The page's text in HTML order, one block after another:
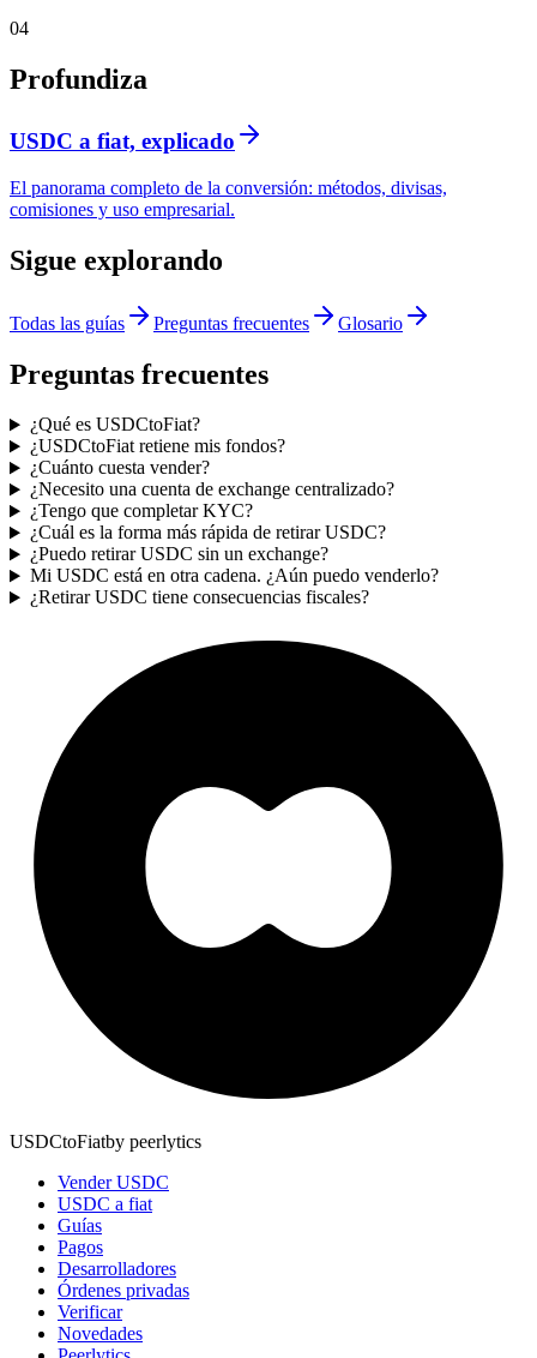
04
Profundiza
USDC a fiat, explicado
El panorama completo de la conversión: métodos, divisas,
comisiones y uso empresarial.
Sigue explorando
Todas las guías Preguntas frecuentes Glosario
Preguntas frecuentes
¿Qué es USDCtoFiat?
¿USDCtoFiat retiene mis fondos?
¿Cuánto cuesta vender?
¿Necesito una cuenta de exchange centralizado?
¿Tengo que completar KYC?
¿Cuál es la forma más rápida de retirar USDC?
¿Puedo retirar USDC sin un exchange?
Mi USDC está en otra cadena. ¿Aún puedo venderlo?
¿Retirar USDC tiene consecuencias fiscales?
USDCtoFiatby peerlytics
Vender USDC
USDC a fiat
Guías
Pagos
Desarrolladores
Órdenes privadas
Verificar
Novedades